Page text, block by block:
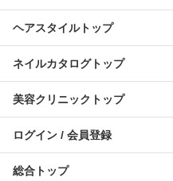
ヘアスタイルトップ
ネイルカタログトップ
美容クリニックトップ
ログイン / 会員登録
総合トップ